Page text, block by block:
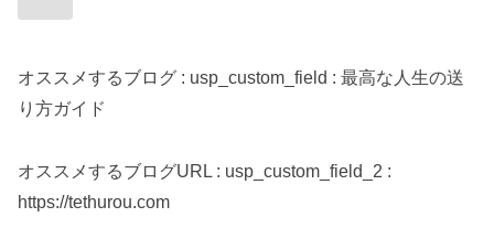
オススメするブログ : usp_custom_field : 最高な人生の送
り方ガイド
オススメするブログURL : usp_custom_field_2 :
https://tethurou.com